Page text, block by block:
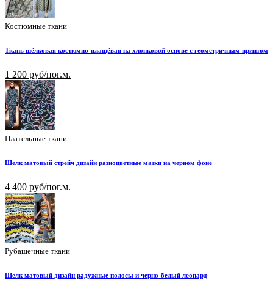
Костюмные ткани
Ткань шёлковая костюмно-плащёвая на хлопковой основе с геометричным принтом
1 200 руб/пог.м.
Плательные ткани
Шелк матовый стрейч дизайн разноцветные мазки на черном фоне
4 400 руб/пог.м.
Рубашечные ткани
Шелк матовый дизайн радужные полосы и черно-белый леопард